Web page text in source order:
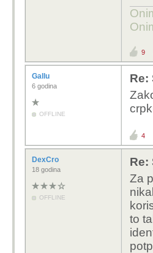
9
Gallu
6 godina
OFFLINE
Re:
4
DexCro
18 godina
OFFLINE
Re:
Za
to